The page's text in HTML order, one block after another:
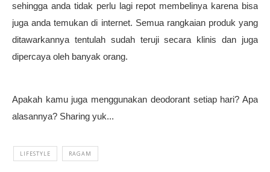
sehingga anda tidak perlu lagi repot membelinya karena bisa
juga anda temukan di internet. Semua rangkaian produk yang
ditawarkannya tentulah sudah teruji secara klinis dan juga
dipercaya oleh banyak orang.
Apakah kamu juga menggunakan deodorant setiap hari? Apa
alasannya? Sharing yuk...
LIFESTYLE RAGAM